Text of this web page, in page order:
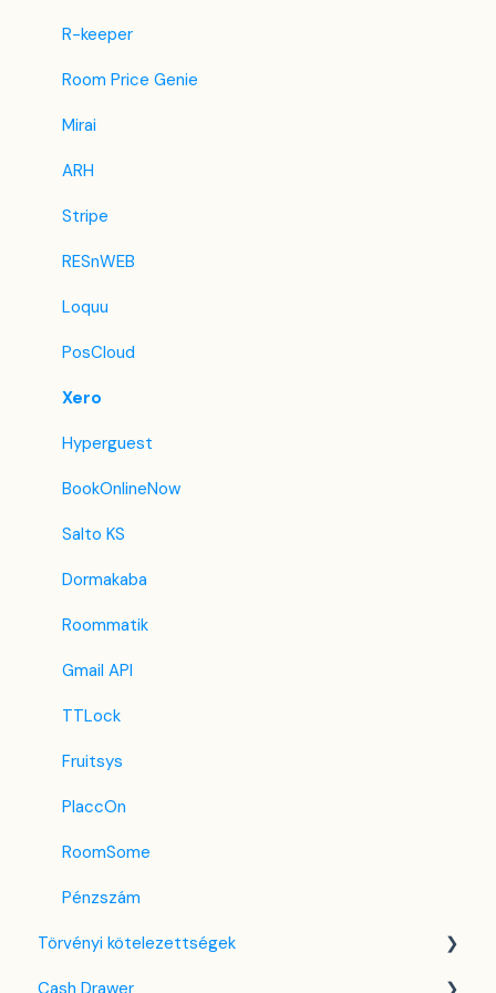
BestDay
Easytobook
Despegar
Ctrip / Trip.com
Feratel
Jet2Holidays
Tomas
VRBO / Homeaway
Szálláskérés.hu
Szállás.hu / Szállásgroup.hu
Utazzitthon.hu
iCal
Revato (RoomGuru)
JacTravel
101 Hotels
TabletHotels
Lastminute
Splendia
TravelRepublic
Emerging Travel Group (Ostrovok)
Hotelbeds
R-keeper
Room Price Genie
Mirai
ARH
Stripe
RESnWEB
Loquu
PosCloud
Xero
Hyperguest
BookOnlineNow
Salto KS
Dormakaba
Roommatik
Gmail API
TTLock
Fruitsys
PlaccOn
RoomSome
Pénzszám
Törvényi kötelezettségek